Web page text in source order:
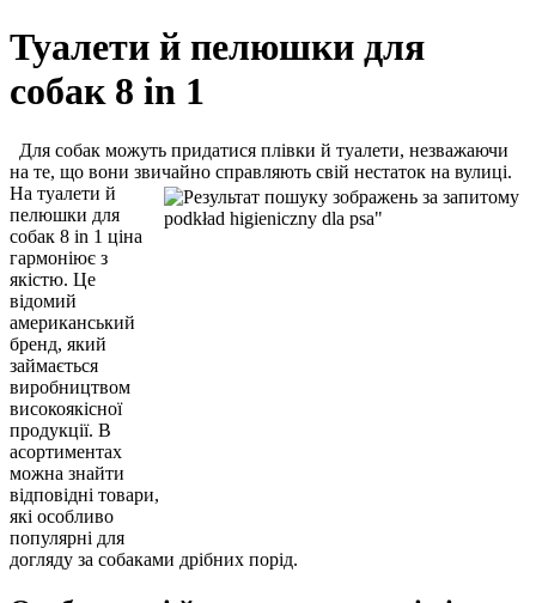
Туалети й пелюшки для
собак 8 in 1
Для собак можуть придатися плівки й туалети, незважаючи
на те, що вони звичайно справляють свій нестаток на вулиці.
На туалети й
пелюшки для
собак 8 in 1 ціна
гармоніює з
якістю. Це
відомий
американський
бренд, який
займається
виробництвом
високоякісної
продукції. В
асортиментах
можна знайти
відповідні товари,
які особливо
популярні для
догляду за собаками дрібних порід.